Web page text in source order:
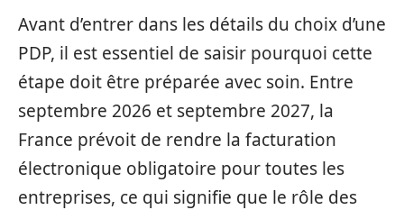
Avant d’entrer dans les détails du choix d’une
PDP, il est essentiel de saisir pourquoi cette
étape doit être préparée avec soin. Entre
septembre 2026 et septembre 2027, la
France prévoit de rendre la facturation
électronique obligatoire pour toutes les
entreprises, ce qui signifie que le rôle des